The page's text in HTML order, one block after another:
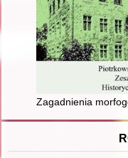
Zagadnienia